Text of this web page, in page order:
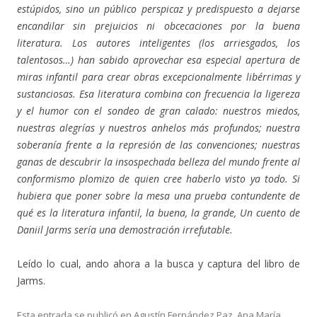
estúpidos, sino un público perspicaz y predispuesto a dejarse
encandilar sin prejuicios ni obcecaciones por la buena
literatura. Los autores inteligentes (los arriesgados, los
talentosos…) han sabido aprovechar esa especial apertura de
miras infantil para crear obras excepcionalmente libérrimas y
sustanciosas. Esa literatura combina con frecuencia la ligereza
y el humor con el sondeo de gran calado: nuestros miedos,
nuestras alegrías y nuestros anhelos más profundos; nuestra
soberanía frente a la represión de las convenciones; nuestras
ganas de descubrir la insospechada belleza del mundo frente al
conformismo plomizo de quien cree haberlo visto ya todo. Si
hubiera que poner sobre la mesa una prueba contundente de
qué es la literatura infantil, la buena, la grande, Un cuento de
Daniil Jarms sería una demostración irrefutable.
Leído lo cual, ando ahora a la busca y captura del libro de
Jarms.